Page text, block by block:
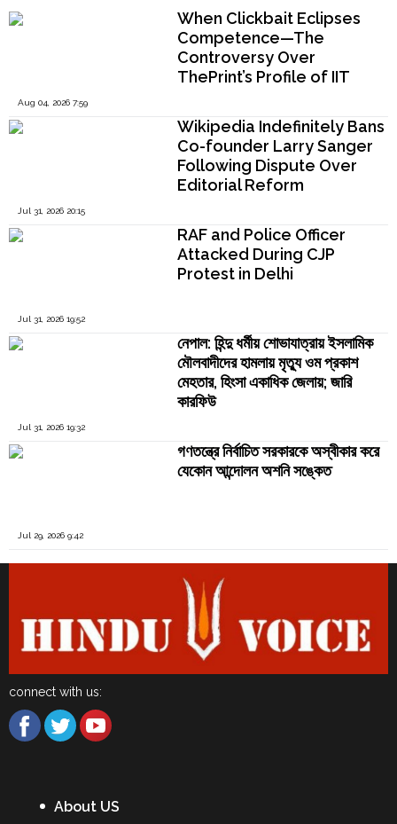
When Clickbait Eclipses
Competence—The
Controversy Over
ThePrint’s Profile of IIT
Kamakoti
Aug 04, 2026 7:59
Wikipedia Indefinitely Bans
Co-founder Larry Sanger
Following Dispute Over
Editorial Reform
Jul 31, 2026 20:15
RAF and Police Officer
Attacked During CJP
Protest in Delhi
Jul 31, 2026 19:52
নেপাল: হিন্দু ধর্মীয় শোভাযাত্রায় ইসলামিক
মৌলবাদীদের হামলায় মৃত্যু ওম প্রকাশ
মেহতার, হিংসা একাধিক জেলায়; জারি
কারফিউ
Jul 31, 2026 19:32
গণতন্ত্রে নির্বাচিত সরকারকে অস্বীকার করে
যেকোন আন্দোলন অশনি সঙ্কেত
Jul 29, 2026 9:42
connect with us:
About US